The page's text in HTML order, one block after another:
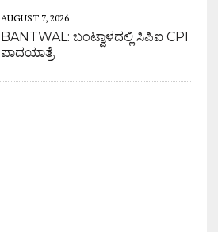
AUGUST 7, 2026
BANTWAL: ಬಂಟ್ವಾಳದಲ್ಲಿ ಸಿಪಿಐ CPI
ಪಾದಯಾತ್ರೆ